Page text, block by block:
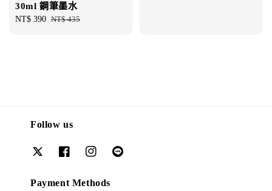
30ml 鋼筆墨水
Sale
NT$ 390 Regular
NT$ 435
Follow us
Payment Methods